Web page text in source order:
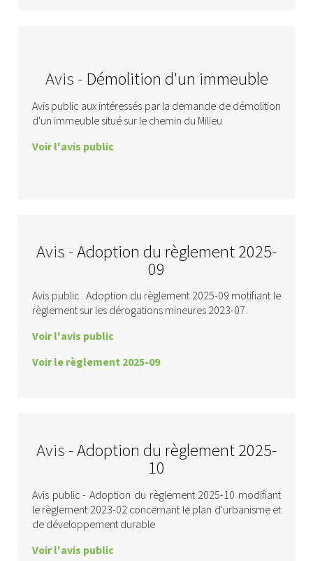
Avis - Démolition d'un immeuble
Avis public aux intéressés par la demande de démolition
d'un immeuble situé sur le chemin du Milieu
Voir l'avis public
Avis -Adoption du règlement 2025-
09
Avis public : Adoption du règlement 2025-09 motifiant le
règlement sur les dérogations mineures 2023-07.
Voir l'avis public
Voir le règlement 2025-09
Avis -Adoption du règlement 2025-
10
Avis public - Adoption du règlement 2025-10 modifiant
le règlement 2023-02 concernant le plan d'urbanisme et
de développement durable
Voir l'avis public